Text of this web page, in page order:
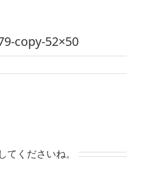
copy-52×50
くださいね。